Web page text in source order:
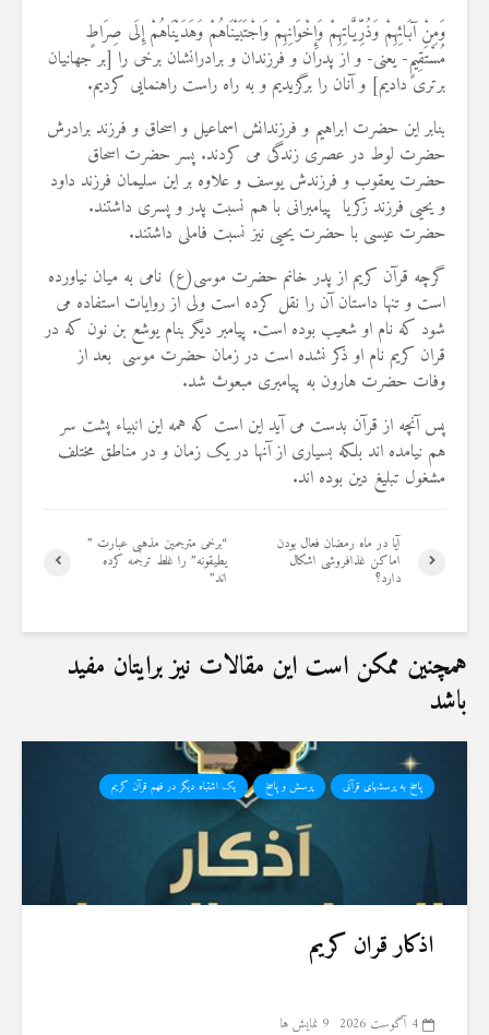
وَمِنْ آبَائِهِمْ وَذُرِّيَّاتِهِمْ وَإِخْوَانِهِمْ وَاجْتَبَيْنَاهُمْ وَهَدَيْنَاهُمْ إِلَى صِرَاطٍ
مُسْتَقِيمٍ- یعنی- و از پدران و فرزندان و برادرانشان برخى را [بر جهانيان
برترى داديم] و آنان را برگزيديم و به راه راست راهنمايى كرديم.
بنابر این حضرت ابراهیم و فرزندانش اسماعیل و اسحاق و فرزند برادرش
حضرت لوط در عصری زندگی می کردند. پسر حضرت اسحاق
حضرت یعقوب و فرزندش یوسف و علاوه بر این سلیمان فرزند داود
و یحیی فرزند زکریا پیامبرانی با هم نسبت پدر و پسری داشتند.
حضرت عیسی با حضرت یحیی نیز نسبت فاملی داشتند.
گرچه قرآن کریم از پدر خانم حضرت موسی(ع) نامی به میان نیاورده
است و تنها داستان آن را نقل کرده است ولی از روایات استفاده می
شود که نام او شعیب بوده است. پیامبر دیگر بنام یوشع بن نون که در
قران کریم نام او ذکر نشده است در زمان حضرت موسی بعد از
وفات حضرت هارون به پیامبری مبعوث شد.
پس آنچه از قرآن بدست می آید این است كه همه این انبیاء پشت سر
هم نیامده اند بلکه بسیاری از آنها در یک زمان و در مناطق مختلف
مشغول تبلیغ دین بوده اند.
“برخی مترجمین مذهبی عبارت ”
یطیقونه” را غلط ترجمه کرده
اند”
آیا در ماه ‏رمضان فعال بودن
اماکن غذافروشی اشکال
دارد؟
همچنین ممکن است این مقالات نیز برایتان مفید
باشد
پاسخ به پرسشهای قرآنی پرسش و پاسخ یک اشتباه دیگر در فهم قرآن کریم
اذکار قران کریم
4 آگوست 2026 9 نمایش ها
36 نمایش ها